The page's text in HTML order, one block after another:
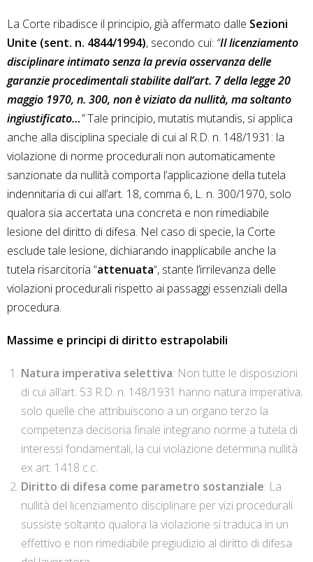
La Corte ribadisce il principio, già affermato dalle Sezioni
Unite (sent. n. 4844/1994), secondo cui: “Il licenziamento
disciplinare intimato senza la previa osservanza delle
garanzie procedimentali stabilite dall’art. 7 della legge 20
maggio 1970, n. 300, non è viziato da nullità, ma soltanto
ingiustificato…”Tale principio, mutatis mutandis, si applica
anche alla disciplina speciale di cui al R.D. n. 148/1931: la
violazione di norme procedurali non automaticamente
sanzionate da nullità comporta l’applicazione della tutela
indennitaria di cui all’art. 18, comma 6, L. n. 300/1970, solo
qualora sia accertata una concreta e non rimediabile
lesione del diritto di difesa. Nel caso di specie, la Corte
esclude tale lesione, dichiarando inapplicabile anche la
tutela risarcitoria “attenuata“, stante l’irrilevanza delle
violazioni procedurali rispetto ai passaggi essenziali della
procedura.
Massime e principi di diritto estrapolabili
Natura imperativa selettiva: Non tutte le disposizioni
di cui all’art. 53 R.D. n. 148/1931 hanno natura imperativa;
solo quelle che attribuiscono a un organo terzo la
competenza decisoria finale integrano norme a tutela di
interessi fondamentali, la cui violazione determina nullità
ex art. 1418 c.c.
Diritto di difesa come parametro sostanziale: La
nullità del licenziamento disciplinare per vizi procedurali
sussiste soltanto qualora la violazione si traduca in un
effettivo e non rimediabile pregiudizio al diritto di difesa